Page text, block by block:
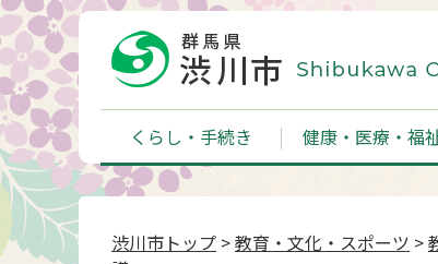
くらし・手続き 健康・医療・福
渋川市トップ >教育・文化・スポーツ >